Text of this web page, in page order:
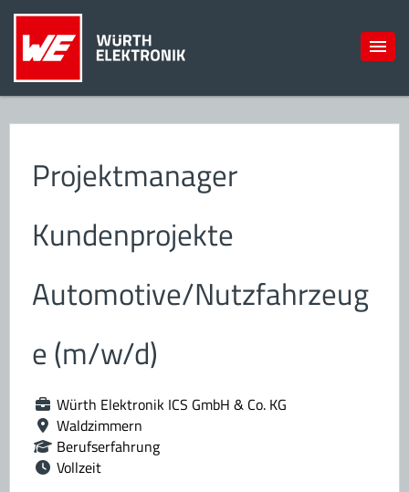
Projektmanager
Kundenprojekte
Automotive/Nutzfahrzeug
e (m/w/d)
Würth Elektronik ICS GmbH & Co. KG
Waldzimmern
Berufserfahrung
Vollzeit